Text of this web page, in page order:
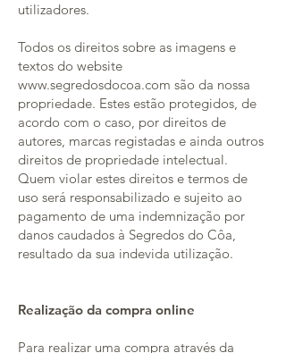
utilizadores.
Todos os direitos sobre as imagens e
textos do website
www.segredosdocoa.com são da nossa
propriedade. Estes estão protegidos, de
acordo com o caso, por direitos de
autores, marcas registadas e ainda outros
direitos de propriedade intelectual.
Quem violar estes direitos e termos de
uso será responsabilizado e sujeito ao
pagamento de uma indemnização por
danos caudados à Segredos do Côa,
resultado da sua indevida utilização.
Realização da compra online
Para realizar uma compra através da